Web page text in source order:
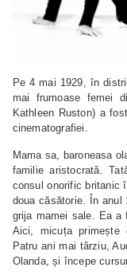
Pe 4 mai 1929, în
mai frumoase femei
Kathleen Ruston) a
cinematografiei.
Mama sa, baroneasa
familie aristocrată.
consul onorific britanic
doua căsătorie. În anul
grija mamei sale. Ea a
Aici, micuța primește
Patru ani mai târziu,
Olanda, și începe